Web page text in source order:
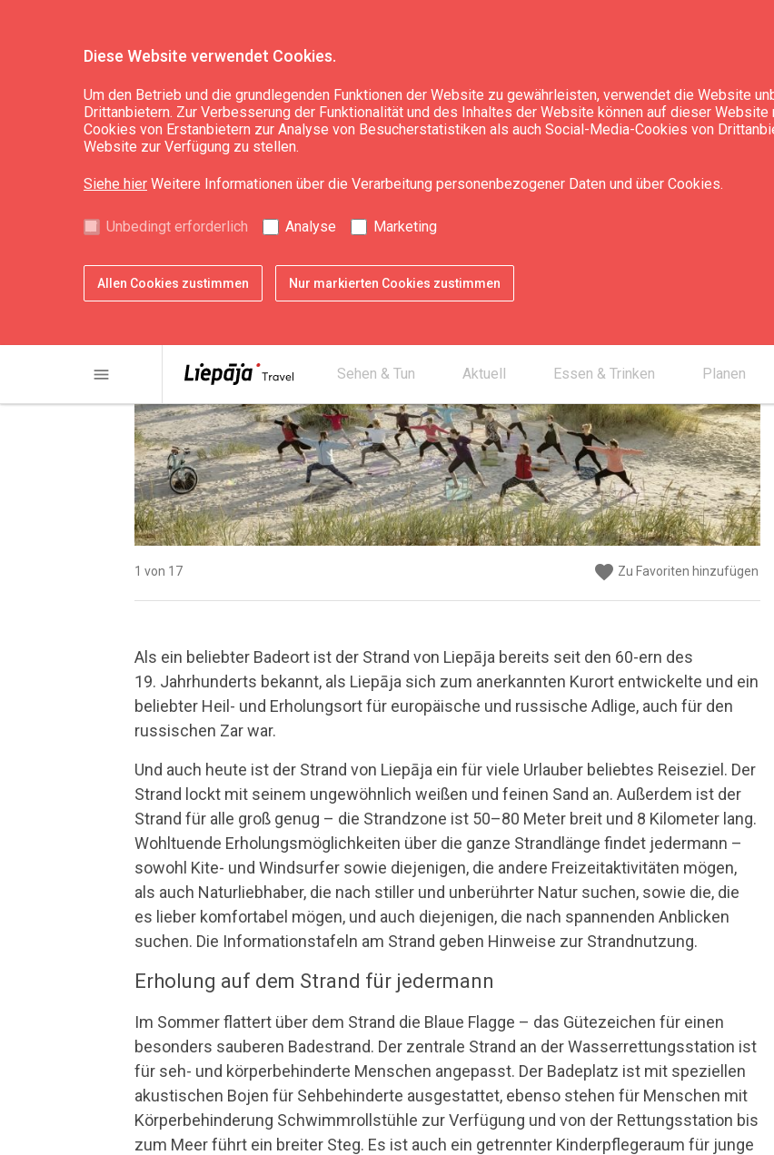
Diese Website verwendet Cookies.
Um den Betrieb und die grundlegenden Funktionen der Website zu gewährleisten, verwendet die Website
Drittanbietern. Zur Verbesserung der Funktionalität und des Inhaltes der Website können auf dieser
Cookies von Erstanbietern zur Analyse von Besucherstatistiken als auch Social-Media-Cookies von
Website zur Verfügung zu stellen.
Siehe hier Weitere Informationen über die Verarbeitung personenbezogener Daten und über Cookies.
Unbedingt erforderlich Analyse Marketing
Allen Cookies zustimmen Nur markierten Cookies zustimmen
menu Sehen & Tun Aktuell Essen & Trinken Planen
Der Strand
chevron_right
1 von 17 favorite Zu Favoriten hinzufügen
2 von 17 favorite Zu Favoriten hinzufügen
3 von 17 favorite Zu Favoriten hinzufügen
4 von 17 favorite Zu Favoriten hinzufügen
5 von 17 favorite Zu Favoriten hinzufügen
6 von 17 favorite Zu Favoriten hinzufügen
7 von 17 favorite Zu Favoriten hinzufügen
8 von 17 favorite Zu Favoriten hinzufügen
9 von 17 favorite Zu Favoriten hinzufügen
10 von 17 favorite Zu Favoriten hinzufügen
11 von 17 favorite Zu Favoriten hinzufügen
12 von 17 favorite Zu Favoriten hinzufügen
13 von 17 favorite Zu Favoriten hinzufügen
14 von 17 favorite Zu Favoriten hinzufügen
15 von 17 favorite Zu Favoriten hinzufügen
16 von 17 favorite Zu Favoriten hinzufügen
17 von 17 favorite Zu Favoriten hinzufügen
Als ein beliebter Badeort ist der Strand von Liepāja bereits seit den 60-ern des
19. Jahrhunderts bekannt, als Liepāja sich zum anerkannten Kurort entwickelte und ein
beliebter Heil- und Erholungsort für europäische und russische Adlige, auch für den
russischen Zar war.
Und auch heute ist der Strand von Liepāja ein für viele Urlauber beliebtes Reiseziel. Der
Strand lockt mit seinem ungewöhnlich weißen und feinen Sand an. Außerdem ist der
Strand für alle groß genug – die Strandzone ist 50–80 Meter breit und 8 Kilometer lang.
Wohltuende Erholungsmöglichkeiten über die ganze Strandlänge findet jedermann –
sowohl Kite- und Windsurfer sowie diejenigen, die andere Freizeitaktivitäten mögen,
als auch Naturliebhaber, die nach stiller und unberührter Natur suchen, sowie die, die
es lieber komfortabel mögen, und auch diejenigen, die nach spannenden Anblicken
suchen. Die Informationstafeln am Strand geben Hinweise zur Strandnutzung.
Erholung auf dem Strand für jedermann
Im Sommer flattert über dem Strand die Blaue Flagge – das Gütezeichen für einen
besonders sauberen Badestrand. Der zentrale Strand an der Wasserrettungsstation ist
für seh- und körperbehinderte Menschen angepasst. Der Badeplatz ist mit speziellen
akustischen Bojen für Sehbehinderte ausgestattet, ebenso stehen für Menschen mit
Körperbehinderung Schwimmrollstühle zur Verfügung und von der Rettungsstation bis
zum Meer führt ein breiter Steg. Es ist auch ein getrennter Kinderpflegeraum für junge